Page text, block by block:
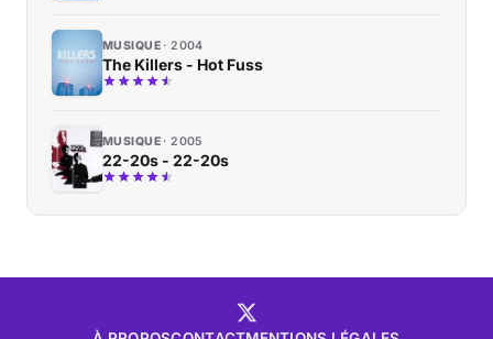
MUSIQUE 2004
The Killers - Hot Fuss
MUSIQUE 2005
22-20s - 22-20s